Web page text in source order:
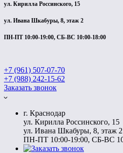
ул. Кирилла Россинского, 15
ул. Ивана Шкабуры, 8, этаж 2
ПН-ПТ 10:00-19:00, СБ-ВС 10:00-18:00
+7 (961) 507-07-70
+7 (988) 242-15-62
Заказать звонок
г. Краснодар
ул. Кирилла Россинского, 15
ул. Ивана Шкабуры, 8, этаж 2
ПН-ПТ 10:00-19:00, СБ-ВС